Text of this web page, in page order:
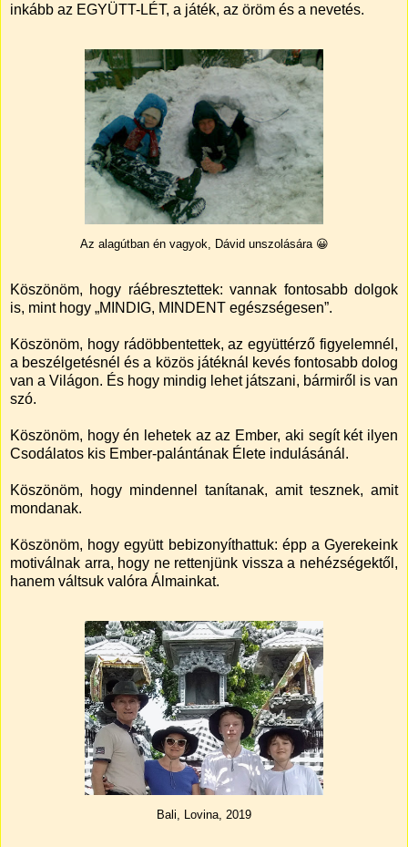
inkább az EGYÜTT-LÉT, a játék, az öröm és a nevetés.
Az alagútban én vagyok, Dávid unszolására 😀
Köszönöm, hogy ráébresztettek: vannak fontosabb dolgok
is, mint hogy „MINDIG, MINDENT egészségesen”.
Köszönöm, hogy rádöbbentettek, az együttérző figyelemnél,
a beszélgetésnél és a közös játéknál kevés fontosabb dolog
van a Világon. És hogy mindig lehet játszani, bármiről is van
szó.
Köszönöm, hogy én lehetek az az Ember, aki segít két ilyen
Csodálatos kis Ember-palántának Élete indulásánál.
Köszönöm, hogy mindennel tanítanak, amit tesznek, amit
mondanak.
Köszönöm, hogy együtt bebizonyíthattuk: épp a Gyerekeink
motiválnak arra, hogy ne rettenjünk vissza a nehézségektől,
hanem váltsuk valóra Álmainkat.
Bali, Lovina, 2019